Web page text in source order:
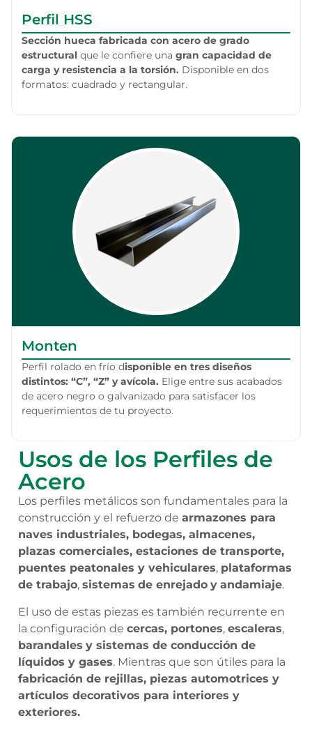
Perfil HSS
Sección hueca fabricada con acero de grado
estructural que le confiere una gran capacidad de
carga y resistencia a la torsión. Disponible en dos
formatos: cuadrado y rectangular.
Monten
Perfil rolado en frío disponible en tres diseños
distintos: “C”, “Z” y avícola. Elige entre sus acabados
de acero negro o galvanizado para satisfacer los
requerimientos de tu proyecto.
Usos de los Perfiles de
Acero
Los perfiles metálicos son fundamentales para la
construcción y el refuerzo de armazones para
naves industriales, bodegas, almacenes,
plazas comerciales, estaciones de transporte,
puentes peatonales y vehiculares, plataformas
de trabajo, sistemas de enrejado y andamiaje.
El uso de estas piezas es también recurrente en
la configuración de cercas, portones, escaleras,
barandales y sistemas de conducción de
líquidos y gases. Mientras que son útiles para la
fabricación de rejillas, piezas automotrices y
artículos decorativos para interiores y
exteriores.